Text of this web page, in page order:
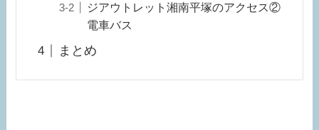
ジアウトレット湘南平塚のアクセス②
電車バス
まとめ